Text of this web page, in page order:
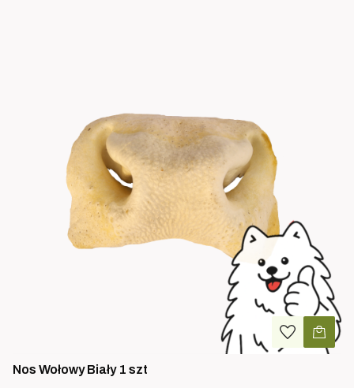
Nos Wołowy Biały 1 szt